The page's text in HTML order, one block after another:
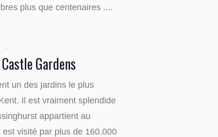
plus que centenaires ....
Gardens
un des jardins le plus
Il est vraiment splendide
appartient au
visité par plus de 160.000